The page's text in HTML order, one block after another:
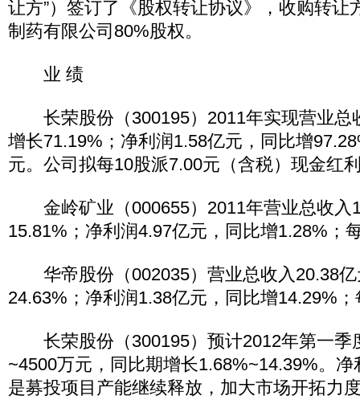
让方”）签订了《股权转让协议》，收购转让
制药有限公司80%股权。
业 绩
长荣股份（300195）2011年实现营业总
增长71.19%；净利润1.58亿元，同比增
元。公司拟每10股派7.00元（含税）现金红
金岭矿业（000655）2011年营业总收入
15.81%；净利润4.97亿元，同比增1.28%；
华帝股份（002035）营业总收入20.38亿
24.63%；净利润1.38亿元，同比增14.29%
长荣股份（300195）预计2012年第一季
~4500万元，同比期增长1.68%~14.39%。
是募投项目产能继续释放，加大市场开拓力